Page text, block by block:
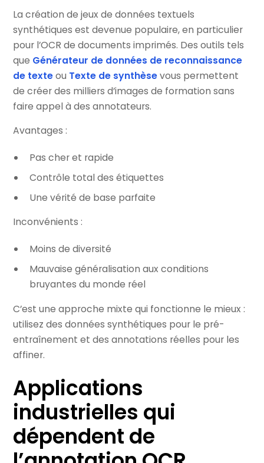
La création de jeux de données textuels
synthétiques est devenue populaire, en particulier
pour l’OCR de documents imprimés. Des outils tels
que Générateur de données de reconnaissance
de texteou Texte de synthèsevous permettent
de créer des milliers d’images de formation sans
faire appel à des annotateurs.
Avantages :
Pas cher et rapide
Contrôle total des étiquettes
Une vérité de base parfaite
Inconvénients :
Moins de diversité
Mauvaise généralisation aux conditions
bruyantes du monde réel
C’est une approche mixte qui fonctionne le mieux :
utilisez des données synthétiques pour le pré-
entraînement et des annotations réelles pour les
affiner.
Applications
industrielles qui
dépendent de